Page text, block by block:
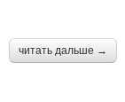
читать дальше →